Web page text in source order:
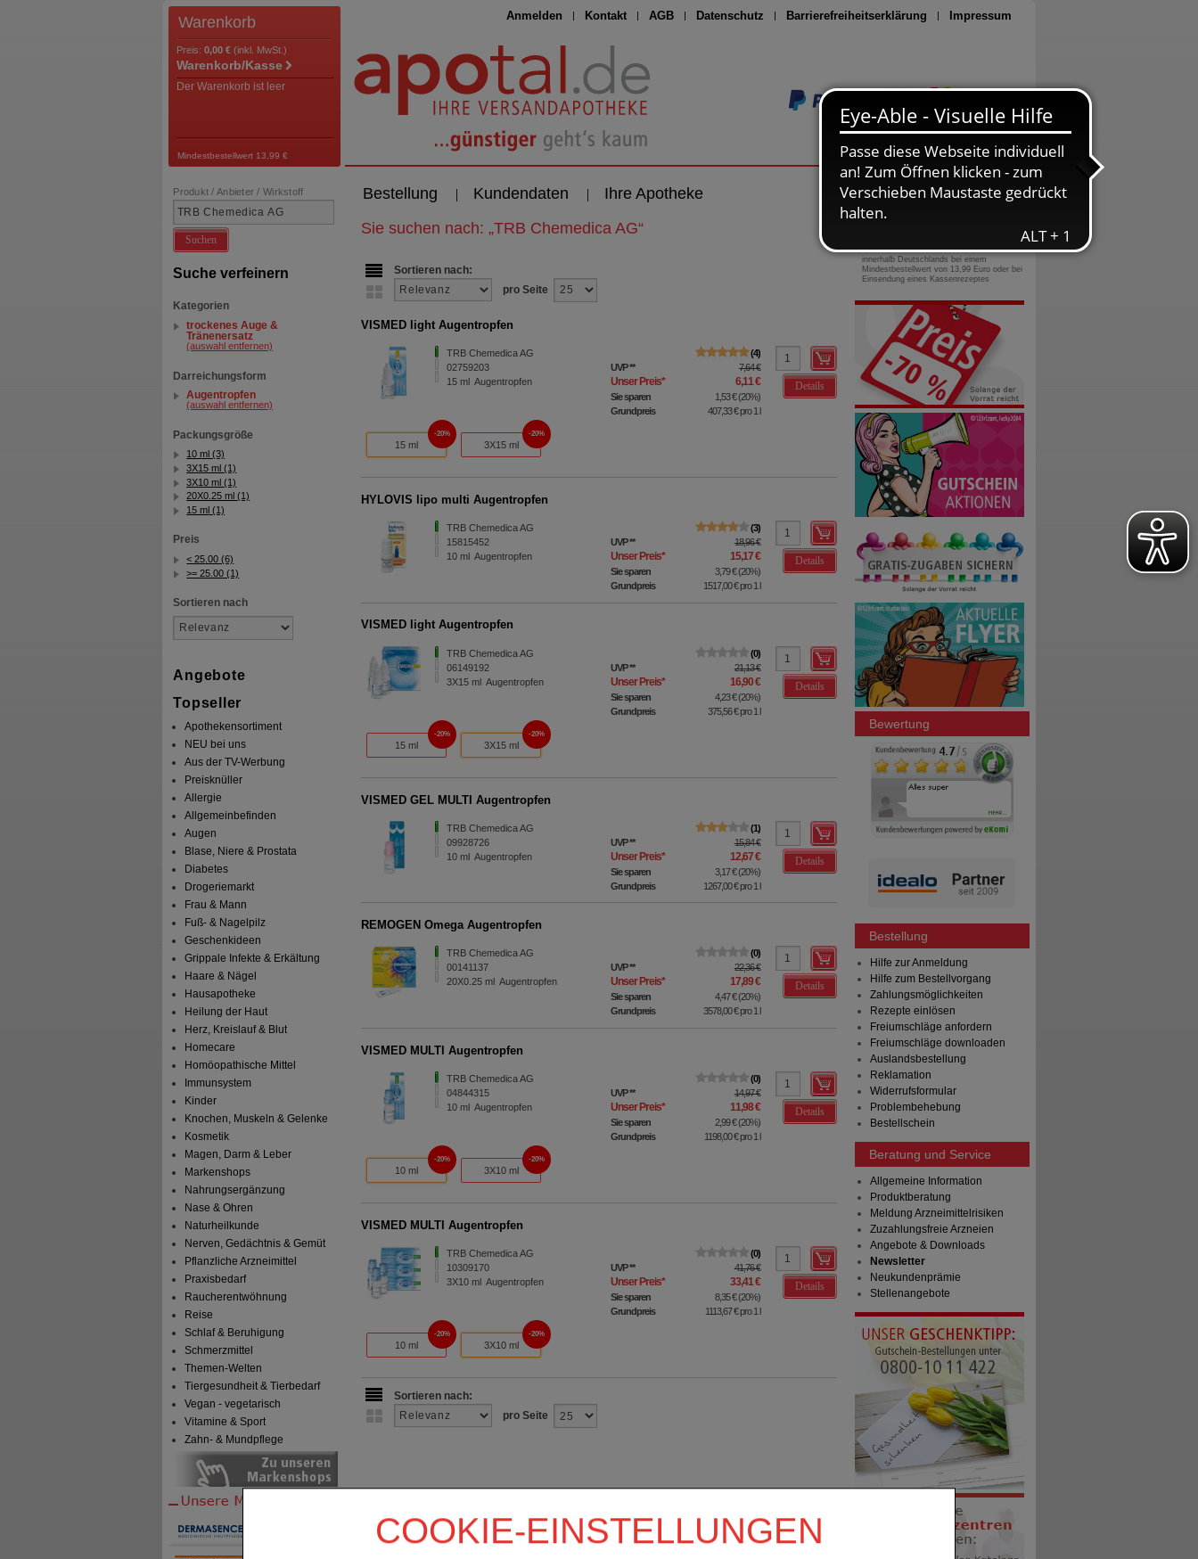
COOKIE-EINSTELLUNGEN
Anmelden Kontakt AGB Datenschutz Barrierefreiheitserklärung Impressum
Seite drucken
Warenkorb
Preis: 0,00 € (inkl. MwSt.)
Warenkorb/Kasse
Der Warenkorb ist leer
Mindestbestellwert 13,99 €
Bestellung Kundendaten Ihre Apotheke
Produkt / Anbieter / Wirkstoff
Suchen
Suche verfeinern
Kategorien
trockenes Auge &
Tränenersatz
(auswahl entfernen)
Darreichungsform
Augentropfen
(auswahl entfernen)
Packungsgröße
10 ml (3)
3X15 ml (1)
3X10 ml (1)
20X0.25 ml (1)
15 ml (1)
Preis
< 25.00 (6)
>= 25.00 (1)
Sortieren nach
Angebote
Topseller
Apothekensortiment
NEU bei uns
Aus der TV-Werbung
Preisknüller
Allergie
Allgemeinbefinden
Augen
Blase, Niere & Prostata
Diabetes
Drogeriemarkt
Frau & Mann
Fuß- & Nagelpilz
Geschenkideen
Grippale Infekte & Erkältung
Haare & Nägel
Hausapotheke
Heilung der Haut
Herz, Kreislauf & Blut
Homecare
Homöopathische Mittel
Immunsystem
Kinder
Knochen, Muskeln & Gelenke
Kosmetik
Magen, Darm & Leber
Markenshops
Nahrungsergänzung
Nase & Ohren
Naturheilkunde
Nerven, Gedächtnis & Gemüt
Pflanzliche Arzneimittel
Praxisbedarf
Raucherentwöhnung
Reise
Schlaf & Beruhigung
Schmerzmittel
Themen-Welten
Tiergesundheit & Tierbedarf
Vegan - vegetarisch
Vitamine & Sport
Zahn- & Mundpflege
Sie suchen nach: „TRB Chemedica AG“
Sortieren nach:
pro Seite
VISMED light Augentropfen
TRB Chemedica AG
02759203
15 ml Augentropfen
4
UVP** 7,64 €
Unser Preis* 6,11 €
Sie sparen 1,53 €(20%)
Grundpreis
407,33 €pro 1 l
Details
15 ml
20%
3X15 ml
20%
HYLOVIS lipo multi Augentropfen
TRB Chemedica AG
15815452
10 ml Augentropfen
3
UVP** 18,96 €
Unser Preis* 15,17 €
Sie sparen 3,79 €(20%)
Grundpreis
1517,00 €pro 1 l
Details
VISMED light Augentropfen
TRB Chemedica AG
06149192
3X15 ml Augentropfen
0
UVP** 21,13 €
Unser Preis* 16,90 €
Sie sparen 4,23 €(20%)
Grundpreis
375,56 €pro 1 l
Details
15 ml
20%
3X15 ml
20%
VISMED GEL MULTI Augentropfen
TRB Chemedica AG
09928726
10 ml Augentropfen
1
UVP** 15,84 €
Unser Preis* 12,67 €
Sie sparen 3,17 €(20%)
Grundpreis
1267,00 €pro 1 l
Details
REMOGEN Omega Augentropfen
TRB Chemedica AG
00141137
20X0.25 ml Augentropfen
0
UVP** 22,36 €
Unser Preis* 17,89 €
Sie sparen 4,47 €(20%)
Grundpreis
3578,00 €pro 1 l
Details
VISMED MULTI Augentropfen
TRB Chemedica AG
04844315
10 ml Augentropfen
0
UVP** 14,97 €
Unser Preis* 11,98 €
Sie sparen 2,99 €(20%)
Grundpreis
1198,00 €pro 1 l
Details
10 ml
20%
3X10 ml
20%
VISMED MULTI Augentropfen
TRB Chemedica AG
10309170
3X10 ml Augentropfen
0
UVP** 41,76 €
Unser Preis* 33,41 €
Sie sparen 8,35 €(20%)
Grundpreis
1113,67 €pro 1 l
Details
10 ml
20%
3X10 ml
20%
Sortieren nach:
pro Seite
0800-10 11 422
gebührenfreie Rufnummer
innerhalb Deutschlands bei einem
Mindestbestellwert von 13,99 Euro oder bei
Einsendung eines Kassenrezeptes
Bewertung
Bestellung
Hilfe zur Anmeldung
Hilfe zum Bestellvorgang
Zahlungsmöglichkeiten
Rezepte einlösen
Freiumschläge anfordern
Freiumschläge downloaden
Auslandsbestellung
Reklamation
Widerrufsformular
Problembehebung
Bestellschein
Beratung und Service
Allgemeine Information
Produktberatung
Meldung Arzneimittelrisiken
Zuzahlungsfreie Arzneien
Angebote & Downloads
Newsletter
Neukundenprämie
Stellenangebote